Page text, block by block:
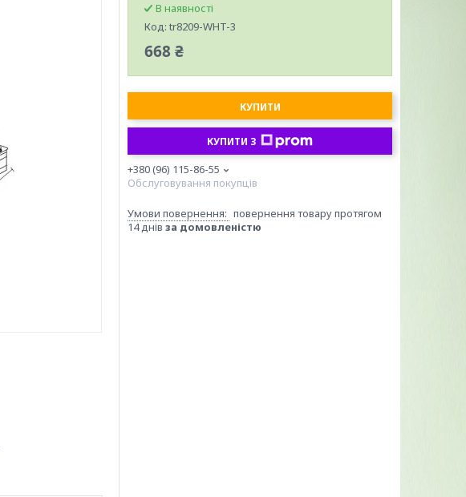
В наявності
Код: tr8209-WHT-3
668 ₴
КУПИТИ
КУПИТИ З
+380 (96) 115-86-55
Обслуговування покупців
повернення товару протягом
14 днів за домовленістю